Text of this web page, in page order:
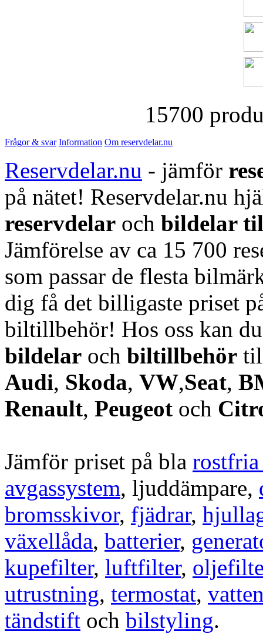
15700
Frågor & svar Information Om reservdelar.nu
Reservdelar.nu - jämför
på nätet! Reservdelar.nu
reservdelar och bildelar
Jämförelse av ca 15 700
som passar de flesta
dig få det billigaste priset
biltillbehör! Hos oss kan
bildelar och biltillbehör
Audi, Skoda, VW,Seat,
Renault, Peugeot och
Jämför priset på bla rostfria
avgassystem, ljuddämpare,
bromsskivor, fjädrar,
växellåda, batterier,
kupefilter, luftfilter,
utrustning, termostat,
tändstift och bilstyling.